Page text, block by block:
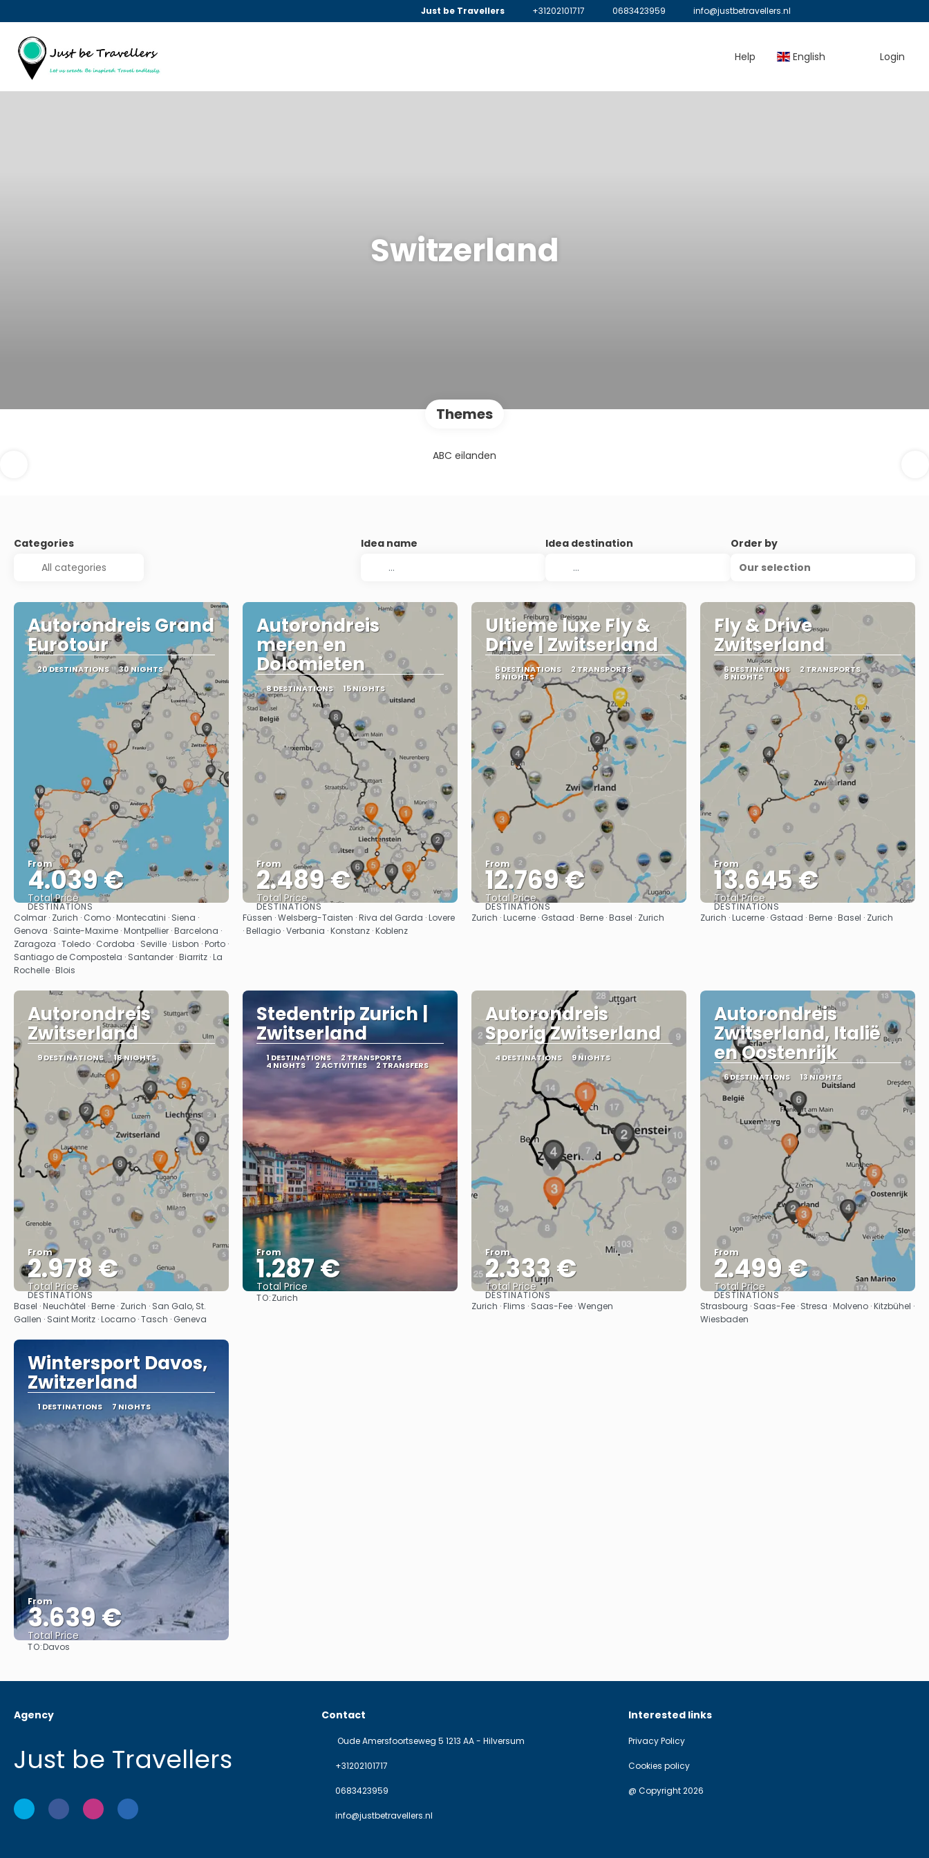
Just be Travellers +31202101717 0683423959 info@justbetravellers.nl
Help English Login
Switzerland
Themes
ABC eilanden
Categories Idea name Idea destination
Order by
Our selection
Autorondreis Grand
Eurotour
20 DESTINATIONS 30 NIGHTS
From
4.039 €
Total Price
See
DESTINATIONS
Colmar · Zurich · Como · Montecatini · Siena ·
Genova · Sainte-Maxime · Montpellier · Barcelona ·
Zaragoza · Toledo · Cordoba · Seville · Lisbon · Porto ·
Santiago de Compostela · Santander · Biarritz · La
Rochelle · Blois
Autorondreis
meren en
Dolomieten
8 DESTINATIONS 15 NIGHTS
From
2.489 €
Total Price
See
DESTINATIONS
Füssen · Welsberg-Taisten · Riva del Garda · Lovere
· Bellagio · Verbania · Konstanz · Koblenz
Ultieme luxe Fly &
Drive | Zwitserland
6 DESTINATIONS 2 TRANSPORTS
8 NIGHTS
From
12.769 €
Total Price
See
DESTINATIONS
Zurich · Lucerne · Gstaad · Berne · Basel · Zurich
Fly & Drive
Zwitserland
6 DESTINATIONS 2 TRANSPORTS
8 NIGHTS
From
13.645 €
Total Price
See
DESTINATIONS
Zurich · Lucerne · Gstaad · Berne · Basel · Zurich
Autorondreis
Zwitserland
9 DESTINATIONS 18 NIGHTS
From
2.978 €
Total Price
See
DESTINATIONS
Basel · Neuchâtel · Berne · Zurich · San Galo, St.
Gallen · Saint Moritz · Locarno · Tasch · Geneva
Stedentrip Zurich |
Zwitserland
1 DESTINATIONS 2 TRANSPORTS
4 NIGHTS 2 ACTIVITIES 2 TRANSFERS
From
1.287 €
Total Price
TO:Zurich
Autorondreis
Sporig Zwitserland
4 DESTINATIONS 9 NIGHTS
From
2.333 €
Total Price
See
DESTINATIONS
Zurich · Flims · Saas-Fee · Wengen
Autorondreis
Zwitserland, Italië
en Oostenrijk
6 DESTINATIONS 13 NIGHTS
From
2.499 €
Total Price
See
DESTINATIONS
Strasbourg · Saas-Fee · Stresa · Molveno · Kitzbühel ·
Wiesbaden
Wintersport Davos,
Zwitzerland
1 DESTINATIONS 7 NIGHTS
From
3.639 €
Total Price
TO:Davos
Agency
Just be Travellers
Contact
Oude Amersfoortseweg 5 1213 AA - Hilversum
+31202101717
0683423959
info@justbetravellers.nl
Interested links
Privacy Policy
Cookies policy
@ Copyright 2026